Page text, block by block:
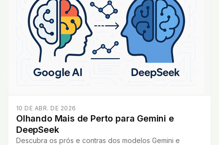
10 DE ABR. DE 2026
Olhando Mais de Perto para Gemini e
DeepSeek
Descubra os prós e contras dos modelos Gemini e